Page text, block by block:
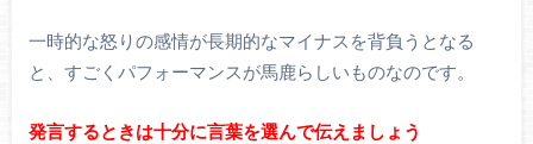
一時的な怒りの感情が長期的なマイナスを背負うとなる
と、すごくパフォーマンスが馬鹿らしいものなのです。
発言するときは十分に言葉を選んで伝えましょう